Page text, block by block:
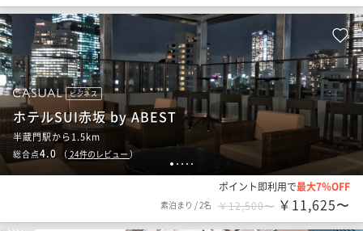
1 2 3 4 5
ビジネス
ホテルSUI赤坂 by ABEST
半蔵門駅から1.5km
総合点4.0 （ 24件のレビュー ）
ポイント即利用で最大7％OFF
素泊まり /2名 ￥12,500〜 ￥11,625〜